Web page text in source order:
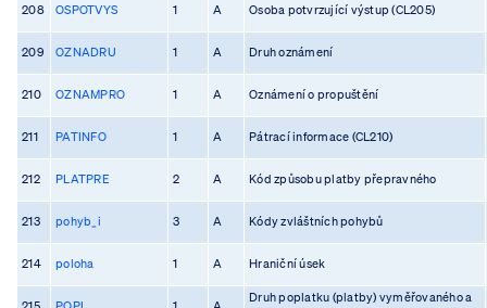
208 OSPOTVYS 1 A Osoba potvrzující výstup (CL205)
209 OZNADRU 1 A Druh oznámení
210 OZNAMPRO 1 A Oznámení o propuštění
211 PATINFO 1 A Pátrací informace (CL210)
212 PLATPRE 2 A Kód způsobu platby přepravného
213 pohyb_i 3 A Kódy zvláštních pohybů
214 poloha 1 A Hraniční úsek
Druh poplatku (platby) vyměřovaného a